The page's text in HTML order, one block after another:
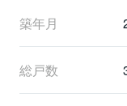
築年月
総戸数